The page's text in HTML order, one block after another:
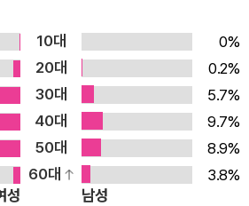
아니고 사는 데라 말하는 요양 보
만 배우, 진보정당 부대표였다가 배
자 등의 “말이 곧 삶인 말”은‘집필
과해 지금 이곳을 톺아보고 올곧은
기록으로 확장되었다. 자신을 살리
세상을 살리는 이들의 떳떳한 표정
픔과 기쁨, 고단함과 긍지를 새삼
10대
0%
20대
0.2%
30대
5.7%
40대
9.7%
50대
8.9%
60대 3.8%
성 남성